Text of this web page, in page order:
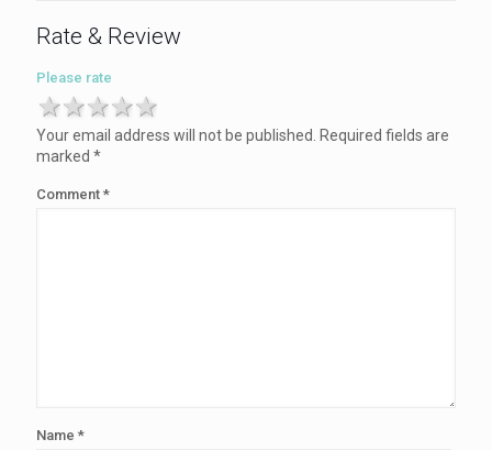
Rate & Review
Please rate
4 stars
3 stars
2 stars
1 star
Your email address will not be published.
Required fields are
marked *
Comment *
Name *